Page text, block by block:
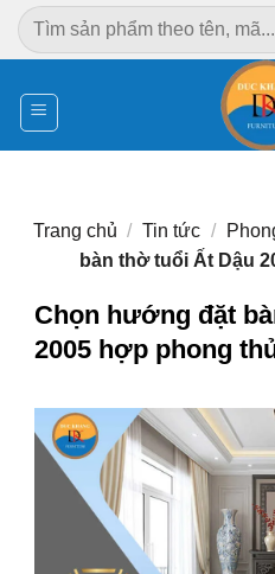
Chuyển
đến
dung
Tìm
kiếm:
Trang chủ / Tin tức /
bàn thờ tuổi Ất Dậu
Chọn hướng đặt
2005 hợp phong